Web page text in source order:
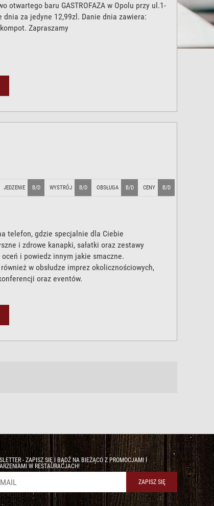
otwartego baru GASTROFAZA w Opolu przy ul.1-
za jedyne 12,99zl. Danie dnia zawiera:
Zapraszamy
JEDZENIE B/D WYSTRÓJ B/D OBSŁUGA B/D CENY B/D
telefon, gdzie specjalnie dla Ciebie
i zdrowe kanapki, sałatki oraz zestawy
i powiedz innym jakie smaczne.
w obsłudze imprez okolicznościowych,
oraz eventów.
- ZAPISZ SIĘ I BĄDŹ NA BIEŻĄCO Z PROMOCJAMI I
W RESTAURACJACH!